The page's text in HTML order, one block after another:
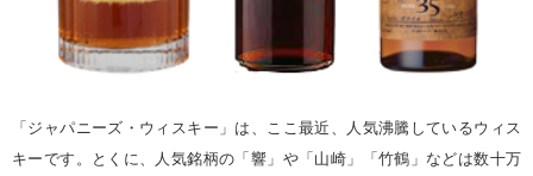
「ジャパニーズ・ウィスキー」は、ここ最近、人気沸騰しているウィス
キーです。とくに、人気銘柄の「響」や「山崎」「竹鶴」などは数十万